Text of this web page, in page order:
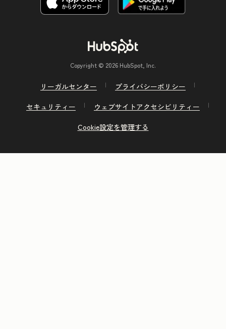
Copyright © 2026 HubSpot, Inc.
リーガルセンター
プライバシーポリシー
セキュリティー
ウェブサイトアクセシビリティー
Cookie設定を管理する